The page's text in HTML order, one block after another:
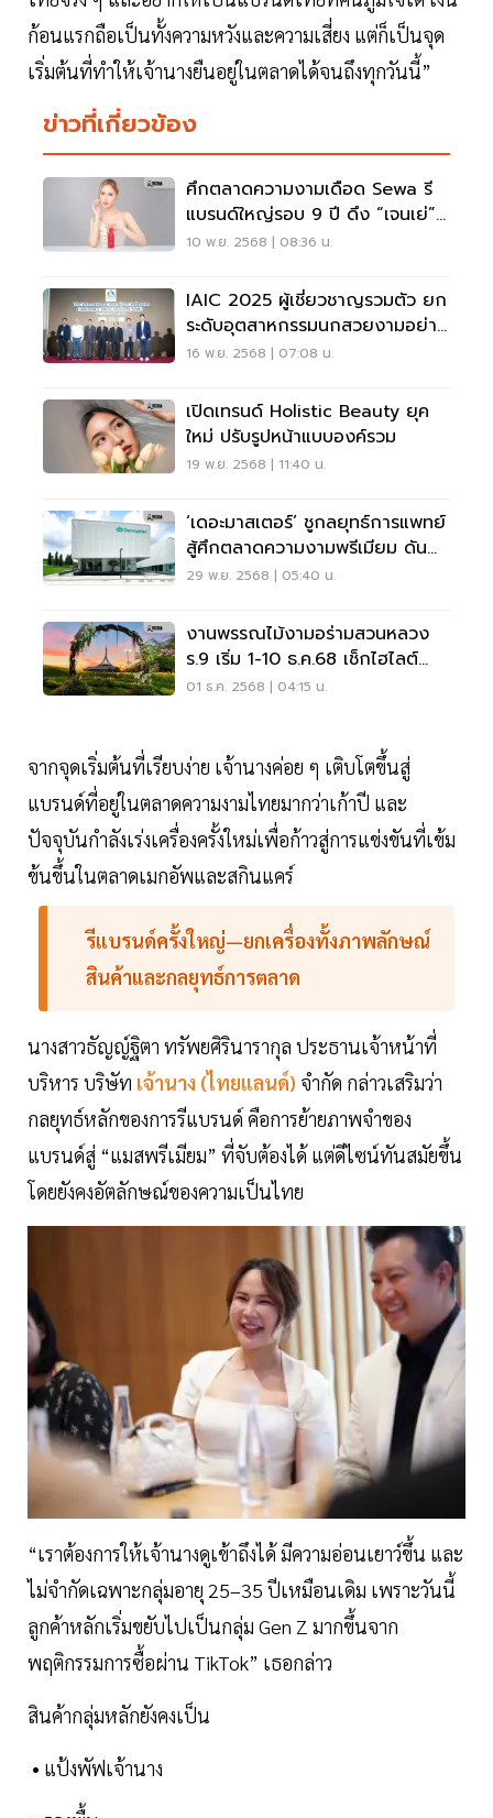
ก้อนแรกถือเป็นทั้งความหวังและความเสี่ยง แต่ก็เป็นจุด
เริ่มต้นที่ทำให้เจ้านางยืนอยู่ในตลาดได้จนถึงทุกวันนี้”
ข่าวที่เกี่ยวข้อง
ศึกตลาดความงามเดือด Sewa รี
แบรนด์ใหญ่รอบ 9 ปี ดึง “เจนเย่”
เจาะวัยทำงาน–บุกต่างประเทศ
10 พ.ย. 2568 | 08:36 น.
IAIC 2025 ผู้เชี่ยวชาญรวมตัว ยก
ระดับอุตสาหกรรมนกสวยงามอย่าง
ยั่งยืน
16 พ.ย. 2568 | 07:08 น.
เปิดเทรนด์ Holistic Beauty ยุค
ใหม่ ปรับรูปหน้าแบบองค์รวม
19 พ.ย. 2568 | 11:40 น.
‘เดอะมาสเตอร์’ ชูกลยุทธ์การแพทย์
สู้ศึกตลาดความงามพรีเมียม ดัน
ยอดโต 40%
29 พ.ย. 2568 | 05:40 น.
งานพรรณไม้งามอร่ามสวนหลวง
ร.9 เริ่ม 1-10 ธ.ค.68 เช็กไฮไลต์
เวลาเปิด-ปิด
01 ธ.ค. 2568 | 04:15 น.
จากจุดเริ่มต้นที่เรียบง่าย เจ้านางค่อย ๆ เติบโตขึ้นสู่
แบรนด์ที่อยู่ในตลาดความงามไทยมากว่าเก้าปี และ
ปัจจุบันกำลังเร่งเครื่องครั้งใหม่เพื่อก้าวสู่การแข่งขันที่เข้ม
ข้นขึ้นในตลาดเมกอัพและสกินแคร์
รีแบรนด์ครั้งใหญ่—ยกเครื่องทั้งภาพลักษณ์
สินค้าและกลยุทธ์การตลาด
นางสาวธัญญ์ฐิตา ทรัพยศิรินารากุล ประธานเจ้าหน้าที่
บริหาร บริษัท เจ้านาง (ไทยแลนด์) จำกัด กล่าวเสริมว่า
กลยุทธ์หลักของการรีแบรนด์ คือการย้ายภาพจำของ
แบรนด์สู่ “แมสพรีเมียม” ที่จับต้องได้ แต่ดีไซน์ทันสมัยขึ้น
โดยยังคงอัตลักษณ์ของความเป็นไทย
“เราต้องการให้เจ้านางดูเข้าถึงได้ มีความอ่อนเยาว์ขึ้น และ
ไม่จำกัดเฉพาะกลุ่มอายุ 25–35 ปีเหมือนเดิม เพราะวันนี้
ลูกค้าหลักเริ่มขยับไปเป็นกลุ่ม Gen Z มากขึ้นจาก
พฤติกรรมการซื้อผ่าน TikTok” เธอกล่าว
สินค้ากลุ่มหลักยังคงเป็น
• แป้งพัฟเจ้านาง